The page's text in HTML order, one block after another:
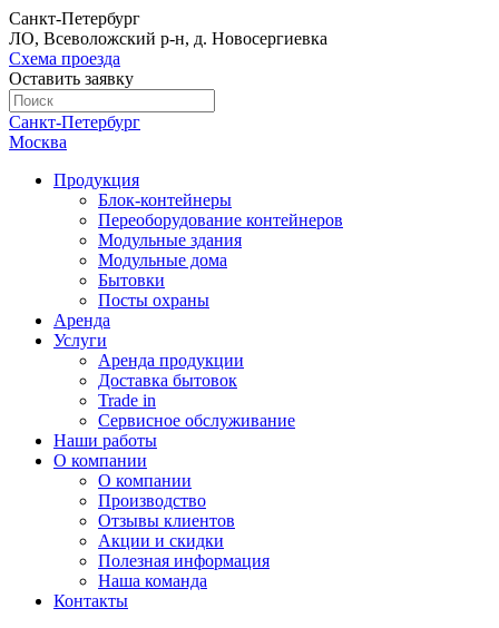
Санкт-Петербург
ЛО, Всеволожский р-н, д. Новосергиевка
Схема проезда
Оставить заявку
Санкт-Петербург
Москва
Продукция
Блок-контейнеры
Переоборудование контейнеров
Модульные здания
Модульные дома
Бытовки
Посты охраны
Аренда
Услуги
Аренда продукции
Доставка бытовок
Trade in
Сервисное обслуживание
Наши работы
О компании
О компании
Производство
Отзывы клиентов
Акции и скидки
Полезная информация
Наша команда
Контакты